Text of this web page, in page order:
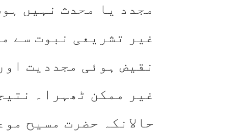
مجدد یا محدث نہیں
غیر تشریعی نبوت سے
نقیض ہوئی مجددیت
غیر ممکن ٹھہرا۔
حالانکہ حضرت مسیح